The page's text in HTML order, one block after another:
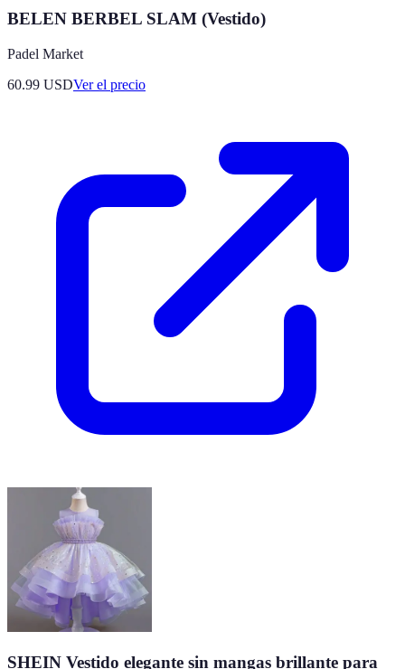
BELEN BERBEL SLAM (Vestido)
Padel Market
60.99 USDVer el precio
SHEIN Vestido elegante sin mangas brillante para